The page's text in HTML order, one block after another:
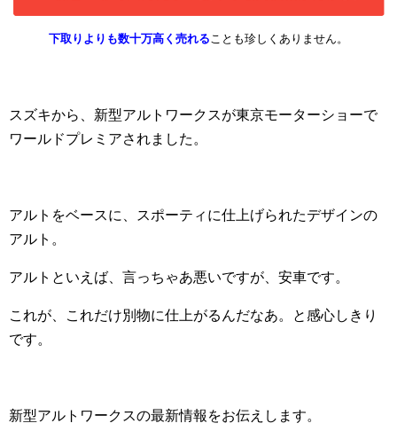
下取りよりも数十万高く売れることも珍しくありません。
スズキから、新型アルトワークスが東京モーターショーで
ワールドプレミアされました。
アルトをベースに、スポーティに仕上げられたデザインの
アルト。
アルトといえば、言っちゃあ悪いですが、安車です。
これが、これだけ別物に仕上がるんだなあ。と感心しきり
です。
新型アルトワークスの最新情報をお伝えします。